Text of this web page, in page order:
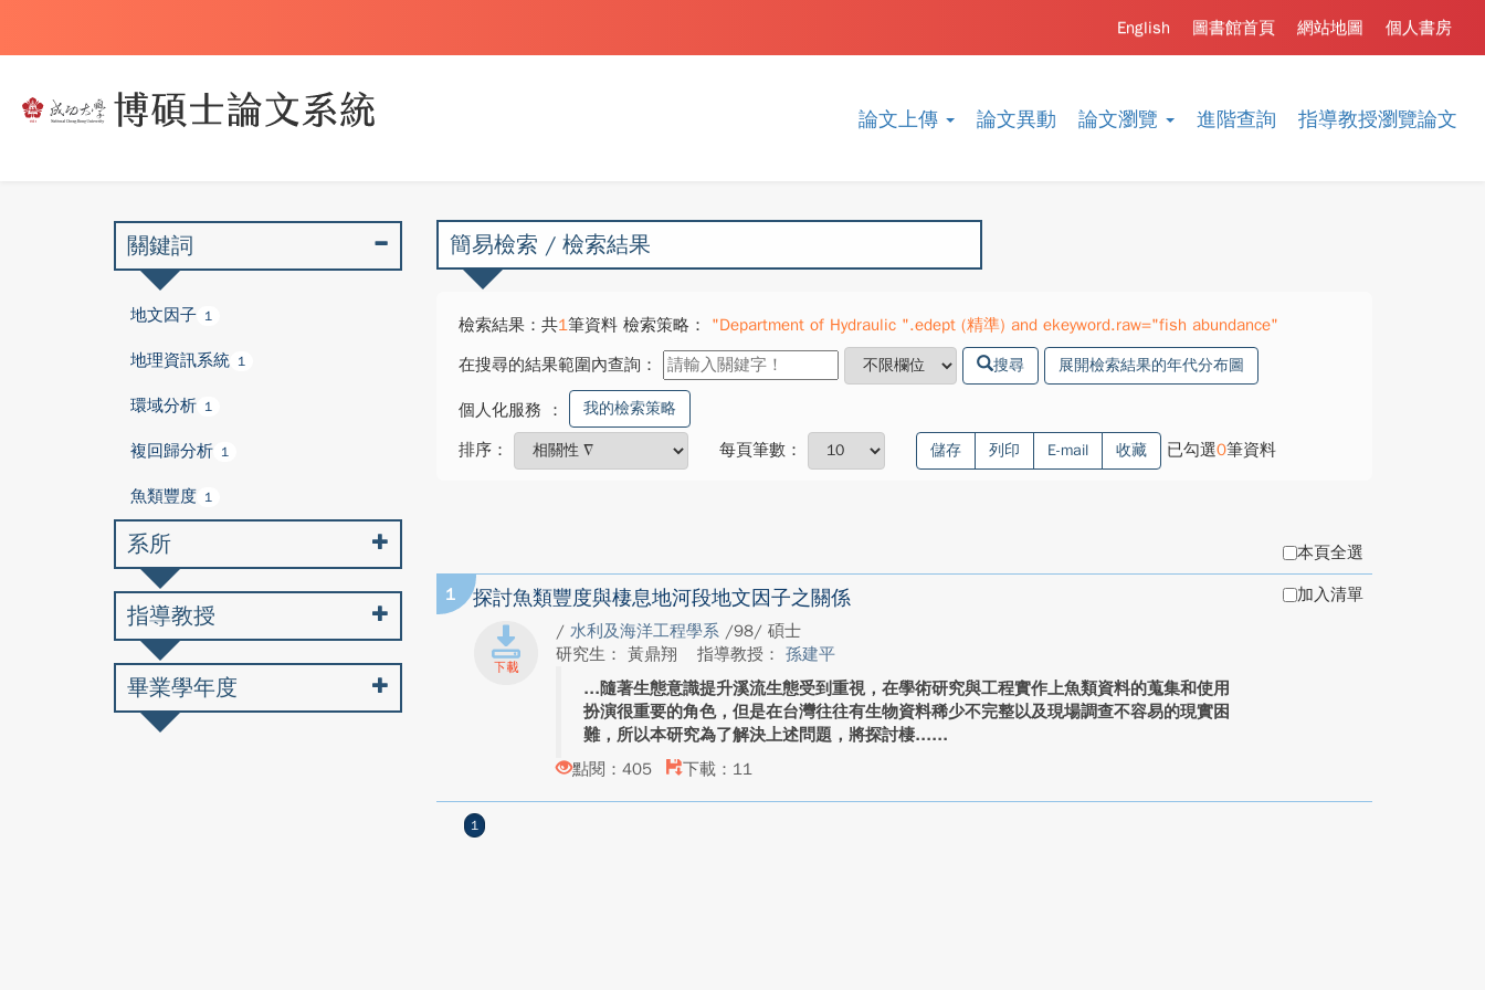
論文上傳 論文異動 論文瀏覽 進階查詢 指導教授瀏覽論文
個人書房
網站地圖
圖書館首頁
English
簡易檢索 / 檢索結果
檢索結果：共1筆資料 檢索策略：
"Department of Hydraulic ".edept (精準) and ekeyword.raw="fish abundance"
在搜尋的結果範圍內查詢：
搜尋 展開檢索結果的年代分布圖
個人化服務 ： 我的檢索策略
排序： 每頁筆數： 儲存 列印 E-mail 收藏 已勾選0筆資料
本頁全選
1 探討魚類豐度與棲息地河段地文因子之關係
/ 水利及海洋工程學系 /98/ 碩士
研究生： 黃鼎翔
指導教授： 孫建平
隨著生態意識提升溪流生態受到重視，在學術研究與工程實作上魚類資料的蒐集和使用
扮演很重要的角色，但是在台灣往往有生物資料稀少不完整以及現場調查不容易的現實困
難，所以本研究為了解決上述問題，將探討棲...
點閱：405
下載：11
加入清單
1
關鍵詞
地文因子 1
地理資訊系統 1
環域分析 1
複回歸分析 1
魚類豐度 1
系所
指導教授
畢業學年度